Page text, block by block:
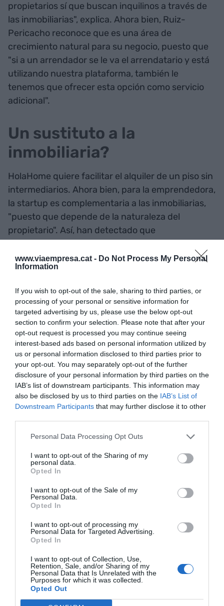
www.viaempresa.cat - Do Not Process My Personal
Information
If you wish to opt-out of the sale, sharing to third parties, or
processing of your personal or sensitive information for
targeted advertising by us, please use the below opt-out
section to confirm your selection. Please note that after your
opt-out request is processed you may continue seeing
interest-based ads based on personal information utilized by
us or personal information disclosed to third parties prior to
your opt-out. You may separately opt-out of the further
disclosure of your personal information by third parties on the
IAB’s list of downstream participants. This information may
also be disclosed by us to third parties on the IAB’s List of
Downstream Participants that may further disclose it to other
Personal Data Processing Opt Outs
I want to opt-out of the Sharing of my
personal data.
Opted In
I want to opt-out of the Sale of my
Personal Data.
Opted In
I want to opt-out of processing my
Personal Data for Targeted Advertising.
Opted In
I want to opt-out of Collection, Use,
Retention, Sale, and/or Sharing of my
Personal Data that Is Unrelated with the
Purposes for which it was collected.
Opted Out
propietarios sí que buscan inquilinos a través de
las inmobiliarias", explica. Ahora bien, Ruiz-
Pericacho reconoce que es una área de
crecimiento natural para su negocio, puesto que
"si a un arrendador se le va el arrendatario y está
utilizando nuestra plataforma, también le
tenemos que ofrecer esta opción como servicio
adicional".
Un sustituto a la
inmobiliaria?
HolaHome quiere facilitar el alquiler de un piso sin
intermediarios. Ahora bien, para la emprendedora,
la startup es complementaria a las inmobiliarias,
"puesto que depende de la naturaleza del
propietario". Así, han detectado que
autogestiona su alquiler, mientras que la otra
mitad va a la inmobiliaria porque seguramente no
dirige al primer grupo.
La startup ofrece una suscripción mensual de
9,99 euros para los propietarios, con el primer mes
gratuito porque se pueda probar la plataforma.
Para el inquilino, la aplicación es totalmente
gratuita. Sin embargo, si algún propietario
necesita más ayuda por parte de HolaHome en la
gestión de su arrendamiento, puede contratar un
servicio más completo desde 39,90 euros al mes.
HolaHome se ha financiado primeramente con
100.000 euros de
. Al cabo de
poco tiempo abrieron una primera ronda para
conseguir un socio tecnológico, y fue cuando
entró Code Factory. El responsable de la empresa,
aportó 80.000 euros al capital, lo cual en aquel
momento equivalía a un 10% de la startup. Y
después del socio tecnológico, se dieron cuenta
que también necesitabanknow-how
del sector,
con lo cual entraron las inmobiliarias Fincas Feliu
y Mas i Fill, que aportaron cada una 50.000 euros